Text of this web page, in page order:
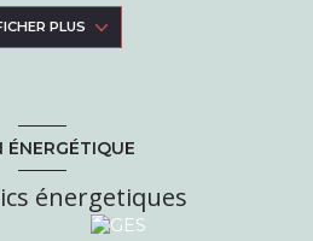
sous les toits, une salle
TRAVAUX À PRÉVOIR, double
êtes à proximité des
du boulevard de Strasbourg et de
vous serez séduits tout
la Tour Eiffel !
PLUS
ÉNERGÉTIQUE
énergetiques